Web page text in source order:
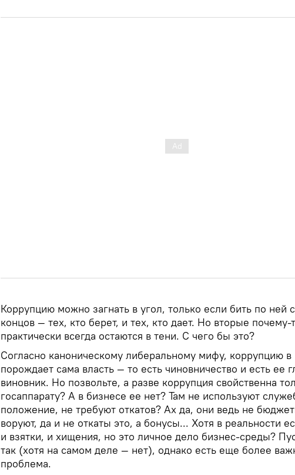
Коррупцию можно загнать в угол, только если бить по ней
концов — тех, кто берет, и тех, кто дает. Но вторые почему-
практически всегда остаются в тени. С чего бы это?
Согласно каноническому либеральному мифу, коррупцию
порождает сама власть — то есть чиновничество и есть ее
виновник. Но позвольте, а разве коррупция свойственна
госаппарату? А в бизнесе ее нет? Там не используют
положение, не требуют откатов? Ах да, они ведь не
воруют, да и не откаты это, а бонусы... Хотя в реальности
и взятки, и хищения, но это личное дело бизнес-среды?
так (хотя на самом деле — нет), однако есть еще более
проблема.